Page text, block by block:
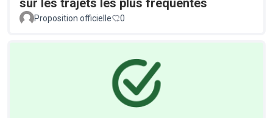
sur les trajets les plus fréquentés
Proposition officielle 0